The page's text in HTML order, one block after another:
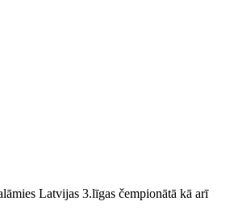
Latvijas 3.līgas čempionātā kā arī